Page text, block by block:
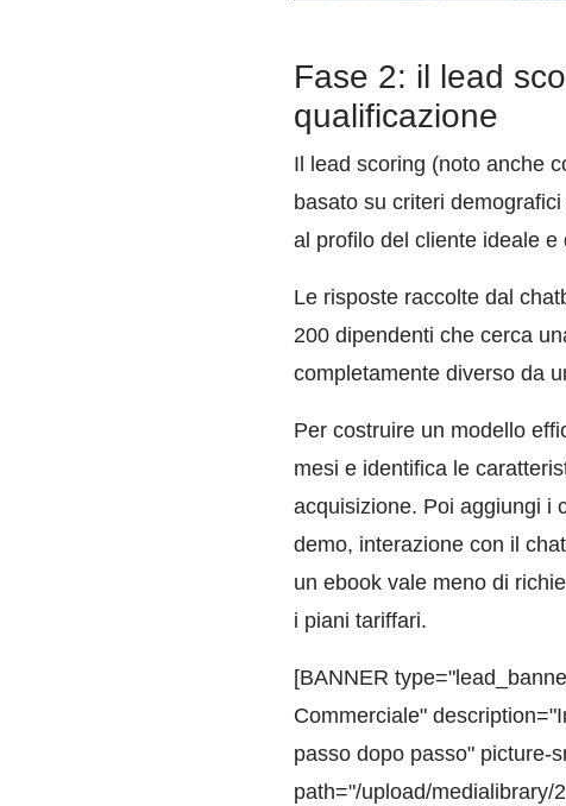
Fase 2: il lead
qualificazione
Il lead scoring (noto anche
basato su criteri
al profilo del cliente ideale
Le risposte raccolte dal
200 dipendenti che cerca
completamente diverso da
Per costruire un modello
mesi e identifica le
acquisizione. Poi aggiungi i
demo, interazione con il
un ebook vale meno di
i piani tariffari.
[BANNER
Commerciale"
passo dopo passo" picture-
path="/upload/medialibrary/